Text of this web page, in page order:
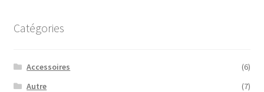
Catégories
Accessoires
(6)
Autre
(7)